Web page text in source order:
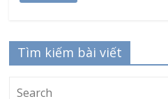
Tìm kiếm bài viết